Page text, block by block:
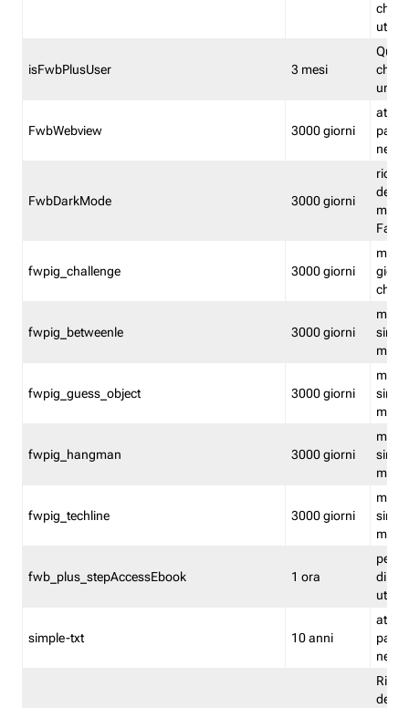
utenti
isFwbPlusUser 3 mesi
che
una
FwbWebview 3000 giorni
attiva
FwbDarkMode 3000 giorni
fwpig_challenge 3000 giorni
fwpig_betweenle 3000 giorni
fwpig_guess_object 3000 giorni
fwpig_hangman 3000 giorni
fwpig_techline 3000 giorni
fwb_plus_stepAccessEbook 1 ora
di un
simple-txt 10 anni
attiva